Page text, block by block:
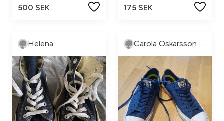
500 SEK
175 SEK
Helena Carola Oskarsson Grüttner